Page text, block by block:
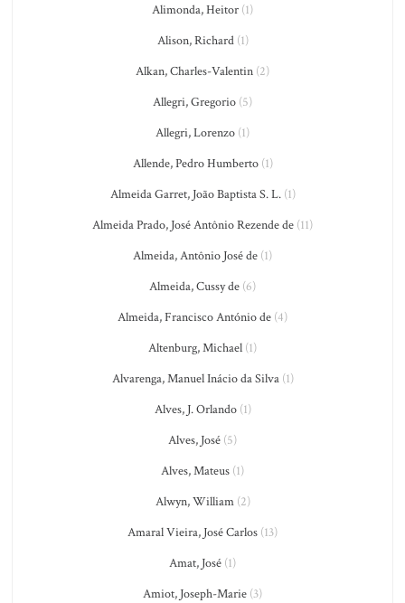
Alimonda, Heitor (1)
Alison, Richard(1)
Alkan, Charles-Valentin (2)
Allegri, Gregorio (5)
Allegri, Lorenzo (1)
Allende, Pedro Humberto(1)
Almeida Garret, João Baptista S. L.(1)
Almeida Prado, José Antônio Rezende de (11)
Almeida, Antônio José de (1)
Almeida, Cussy de (6)
Almeida, Francisco António de (4)
Altenburg, Michael (1)
Alvarenga, Manuel Inácio da Silva(1)
Alves, J. Orlando(1)
Alves, José (5)
Alves, Mateus (1)
Alwyn, William(2)
Amaral Vieira, José Carlos (13)
Amat, José (1)
Amiot, Joseph-Marie (3)